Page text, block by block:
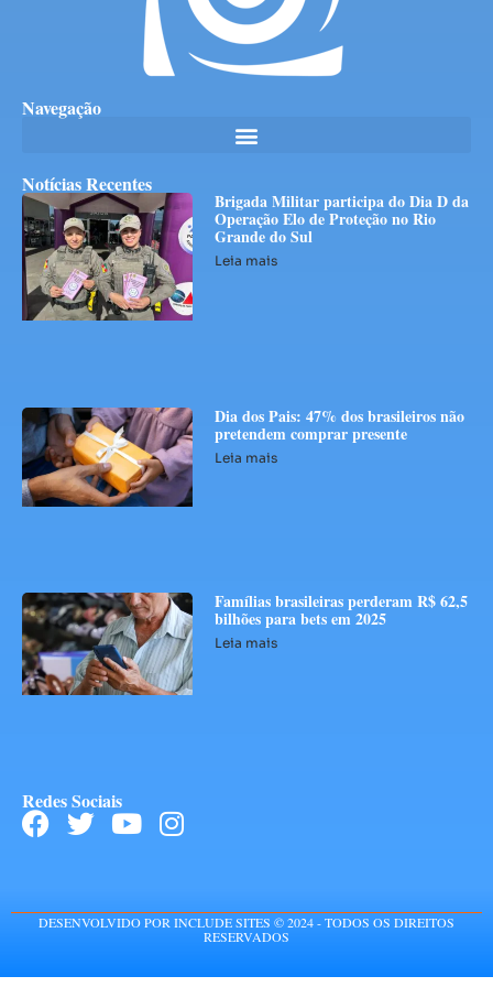
Navegação
Notícias Recentes
Brigada Militar participa do Dia D da
Operação Elo de Proteção no Rio
Grande do Sul
Leia mais
Dia dos Pais: 47% dos brasileiros não
pretendem comprar presente
Leia mais
Famílias brasileiras perderam R$ 62,5
bilhões para bets em 2025
Leia mais
Redes Sociais
DESENVOLVIDO POR INCLUDE SITES © 2024 - TODOS OS DIREITOS
RESERVADOS